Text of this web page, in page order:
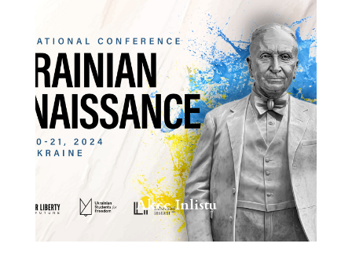
Akce Inlistu